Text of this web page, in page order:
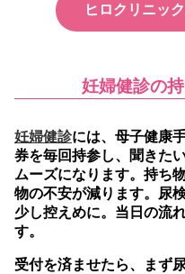
ヒロクリニッ
妊婦健診の
妊婦健診には、母子健康
券を毎回持参し、聞きた
ムーズになります。 持ち
物の不安が減ります。尿
少し控えめに。当日の流
す。
受付を済ませたら、まず